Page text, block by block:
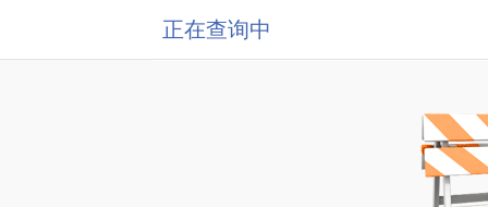
正在查询中